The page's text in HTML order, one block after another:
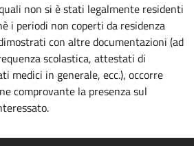
non si è stati legalmente residenti
i periodi non coperti da residenza
con altre documentazioni (ad
scolastica, attestati di
medici in generale, ecc.), occorre
comprovante la presenza sul